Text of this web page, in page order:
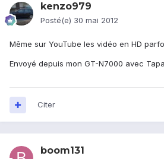
kenzo979
Posté(e) 30 mai 2012
Même sur YouTube les vidéo en HD
Envoyé depuis mon GT-N7000 avec
Citer
boom131